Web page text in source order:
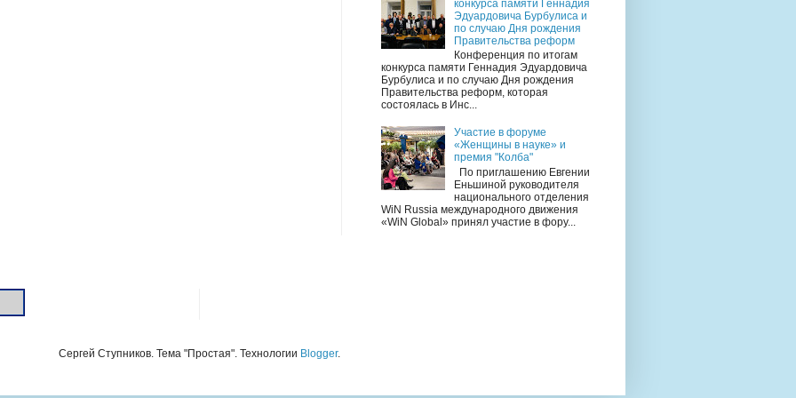
конкурса памяти Геннадия
Эдуардовича Бурбулиса и
по случаю Дня рождения
Правительства реформ
Конференция по итогам
конкурса памяти Геннадия Эдуардовича
Бурбулиса и по случаю Дня рождения
Правительства реформ, которая
состоялась в Инс...
Участие в форуме
«Женщины в науке» и
премия "Колба"
По приглашению Евгении
Еньшиной руководителя
национального отделения
WiN Russia международного движения
«WiN Global» принял участие в фору...
Сергей Ступников. Тема "Простая". Технологии Blogger.